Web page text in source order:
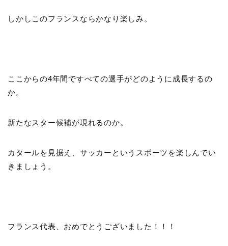
しかしこのフランスならかなり楽しみ。
ここからの4年間ですべての選手がどのように成長するの
か。
新たなスター候補が現れるのか。
カタールを見据え、サッカーというスポーツを楽しんでい
きましょう。
フランス代表、おめでとうございました！！！